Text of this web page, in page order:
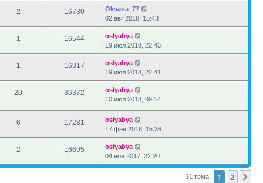
2 16730
Oksana_77
02 авг 2018, 15:43
1 16544
oslyabya
19 июл 2018, 22:43
1 16917
oslyabya
19 июл 2018, 22:41
20 36372
oslyabya
10 июл 2018, 09:14
6 17281
oslyabya
17 фев 2018, 15:36
2 16695
oslyabya
04 ноя 2017, 22:20
31 тема 1 2